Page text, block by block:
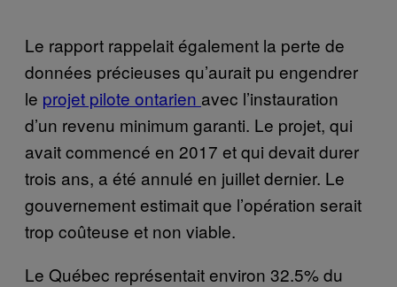
Le rapport rappelait également la perte de
données précieuses qu’aurait pu engendrer
le projet pilote ontarien avec l’instauration
d’un revenu minimum garanti. Le projet, qui
avait commencé en 2017 et qui devait durer
trois ans, a été annulé en juillet dernier. Le
gouvernement estimait que l’opération serait
trop coûteuse et non viable.
Le Québec représentait environ 32.5% du